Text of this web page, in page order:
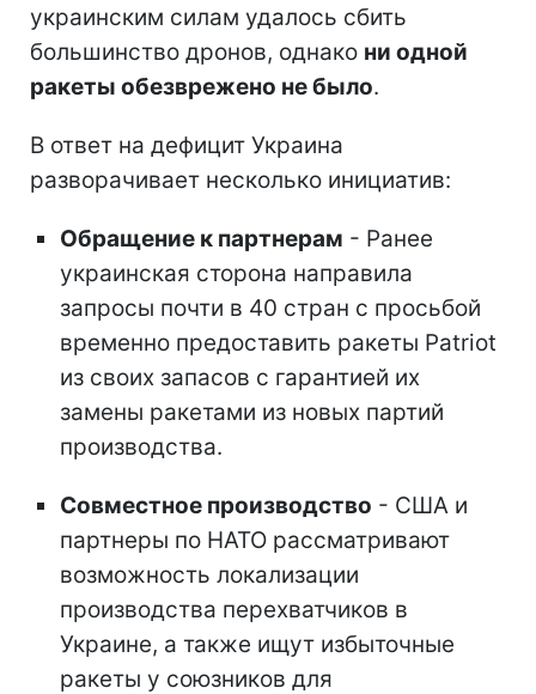
украинским силам удалось сбить
большинство дронов, однако ни одной
ракеты обезврежено не было.
В ответ на дефицит Украина
разворачивает несколько инициатив:
Обращение к партнерам - Ранее
украинская сторона направила
запросы почти в 40 стран с просьбой
временно предоставить ракеты Patriot
из своих запасов с гарантией их
замены ракетами из новых партий
производства.
Совместное производство - США и
партнеры по НАТО рассматривают
возможность локализации
производства перехватчиков в
Украине, а также ищут избыточные
ракеты у союзников для